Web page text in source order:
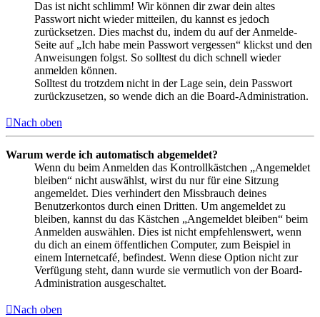
Das ist nicht schlimm! Wir können dir zwar dein altes
Passwort nicht wieder mitteilen, du kannst es jedoch
zurücksetzen. Dies machst du, indem du auf der Anmelde-
Seite auf „Ich habe mein Passwort vergessen“ klickst und den
Anweisungen folgst. So solltest du dich schnell wieder
anmelden können.
Solltest du trotzdem nicht in der Lage sein, dein Passwort
zurückzusetzen, so wende dich an die Board-Administration.
Nach oben
Warum werde ich automatisch abgemeldet?
Wenn du beim Anmelden das Kontrollkästchen „Angemeldet
bleiben“ nicht auswählst, wirst du nur für eine Sitzung
angemeldet. Dies verhindert den Missbrauch deines
Benutzerkontos durch einen Dritten. Um angemeldet zu
bleiben, kannst du das Kästchen „Angemeldet bleiben“ beim
Anmelden auswählen. Dies ist nicht empfehlenswert, wenn
du dich an einem öffentlichen Computer, zum Beispiel in
einem Internetcafé, befindest. Wenn diese Option nicht zur
Verfügung steht, dann wurde sie vermutlich von der Board-
Administration ausgeschaltet.
Nach oben